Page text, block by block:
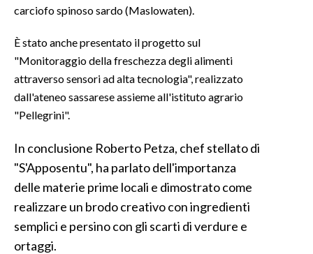
INFO AZIENDE
PUBBLICITÀ
SPIAGGE
carciofo spinoso sardo (Maslowaten).
È stato anche presentato il progetto sul
"Monitoraggio della freschezza degli alimenti
attraverso sensori ad alta tecnologia", realizzato
dall'ateneo sassarese assieme all'istituto agrario
"Pellegrini".
In conclusione Roberto Petza, chef stellato di
"S'Apposentu", ha parlato dell'importanza
delle materie prime locali e dimostrato come
realizzare un brodo creativo con ingredienti
semplici e persino con gli scarti di verdure e
ortaggi.